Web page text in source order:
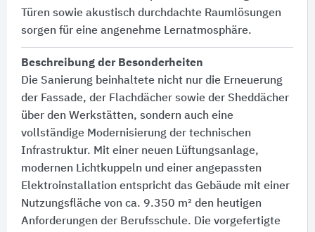
Türen sowie akustisch durchdachte Raumlösungen
sorgen für eine angenehme Lernatmosphäre.
Beschreibung der Besonderheiten
Die Sanierung beinhaltete nicht nur die Erneuerung
der Fassade, der Flachdächer sowie der Sheddächer
über den Werkstätten, sondern auch eine
vollständige Modernisierung der technischen
Infrastruktur. Mit einer neuen Lüftungsanlage,
modernen Lichtkuppeln und einer angepassten
Elektroinstallation entspricht das Gebäude mit einer
Nutzungsfläche von ca. 9.350 m² den heutigen
Anforderungen der Berufsschule. Die vorgefertigte